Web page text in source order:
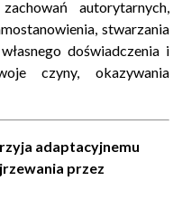
autorytarnych,
stwarzania
doświadczenia i
czyny, okazywania
adaptacyjnemu
przez